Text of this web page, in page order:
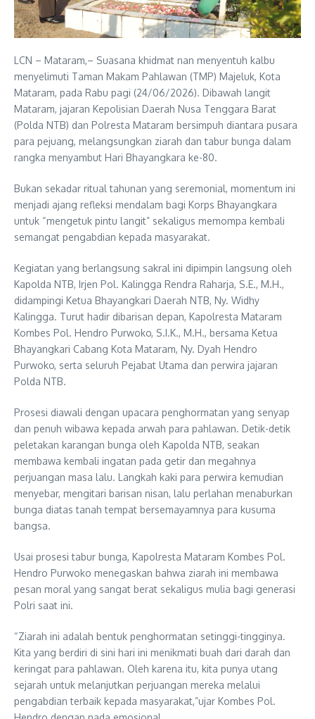
LCN – Mataram,– Suasana khidmat nan menyentuh kalbu
menyelimuti Taman Makam Pahlawan (TMP) Majeluk, Kota
Mataram, pada Rabu pagi (24/06/2026). Dibawah langit
Mataram, jajaran Kepolisian Daerah Nusa Tenggara Barat
(Polda NTB) dan Polresta Mataram bersimpuh diantara pusara
para pejuang, melangsungkan ziarah dan tabur bunga dalam
rangka menyambut Hari Bhayangkara ke-80.
Bukan sekadar ritual tahunan yang seremonial, momentum ini
menjadi ajang refleksi mendalam bagi Korps Bhayangkara
untuk “mengetuk pintu langit” sekaligus memompa kembali
semangat pengabdian kepada masyarakat.
Kegiatan yang berlangsung sakral ini dipimpin langsung oleh
Kapolda NTB, Irjen Pol. Kalingga Rendra Raharja, S.E., M.H.,
didampingi Ketua Bhayangkari Daerah NTB, Ny. Widhy
Kalingga. Turut hadir dibarisan depan, Kapolresta Mataram
Kombes Pol. Hendro Purwoko, S.I.K., M.H., bersama Ketua
Bhayangkari Cabang Kota Mataram, Ny. Dyah Hendro
Purwoko, serta seluruh Pejabat Utama dan perwira jajaran
Polda NTB.
Prosesi diawali dengan upacara penghormatan yang senyap
dan penuh wibawa kepada arwah para pahlawan. Detik-detik
peletakan karangan bunga oleh Kapolda NTB, seakan
membawa kembali ingatan pada getir dan megahnya
perjuangan masa lalu. Langkah kaki para perwira kemudian
menyebar, mengitari barisan nisan, lalu perlahan menaburkan
bunga diatas tanah tempat bersemayamnya para kusuma
bangsa.
Usai prosesi tabur bunga, Kapolresta Mataram Kombes Pol.
Hendro Purwoko menegaskan bahwa ziarah ini membawa
pesan moral yang sangat berat sekaligus mulia bagi generasi
Polri saat ini.
“Ziarah ini adalah bentuk penghormatan setinggi-tingginya.
Kita yang berdiri di sini hari ini menikmati buah dari darah dan
keringat para pahlawan. Oleh karena itu, kita punya utang
sejarah untuk melanjutkan perjuangan mereka melalui
pengabdian terbaik kepada masyarakat,”ujar Kombes Pol.